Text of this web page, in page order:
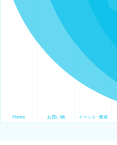
Home お買い物 イベント･教室